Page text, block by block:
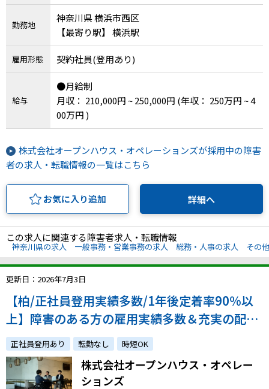
勤務地
神奈川県 横浜市西区
【最寄り駅】 横浜駅
雇用形態 契約社員(登用あり)
給与
●月給制
月収： 210,000円 ~ 250,000円 (年収： 250万円 ~ 4
00万円 )
株式会社オープンハウス・オペレーションズが採用中の障害
者の求人・転職情報の一覧はこちら
お気に入り追加 詳細へ
この求人に関連する障害者求人・転職情報
神奈川県の求人 一般事務・営業事務の求人 総務・人事の求人 その
更新日：2026年7月3日
【柏/正社員登用実績多数/1年後定着率90％以
上】障害のある方の雇用実績多数＆充実の配
慮・フォロー体制で安心！在籍していることを
誇りに思えるような組織を共に作る仲間を募集
します！
正社員登用あり 転勤なし 時短OK
株式会社オープンハウス・オペレー
ションズ